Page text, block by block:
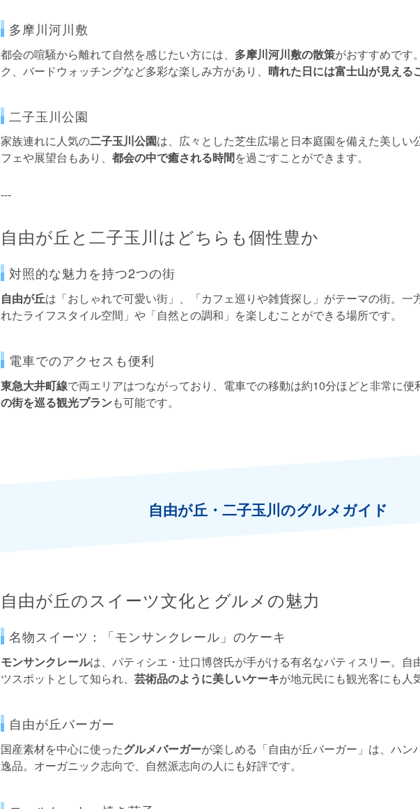
多摩川河川敷
都会の喧騒から離れて自然を感じたい方には、 多摩川河川敷の散策がおすすめです
ク、バードウォッチングなど多彩な楽しみ方があり、 晴れた日には富士山が見える
二子玉川公園
家族連れに人気の二子玉川公園は、広々とした芝生広場と日本庭園を備えた美しい
フェや展望台もあり、 都会の中で癒される時間を過ごすことができます。
---
自由が丘と二子玉川はどちらも個性豊か
対照的な魅力を持つ2つの街
自由が丘は「おしゃれで可愛い街」、「カフェ巡りや雑貨探し」がテーマの街。一方
れたライフスタイル空間」や「自然との調和」を楽しむことができる場所です。
電車でのアクセスも便利
東急大井町線で両エリアはつながっており、電車での移動は約10分ほどと非常に便
の街を巡る観光プランも可能です。
自由が丘・二子玉川のグルメガイド
自由が丘のスイーツ文化とグルメの魅力
名物スイーツ：「モンサンクレール」のケーキ
モンサンクレールは、パティシエ・辻口博啓氏が手がける有名なパティスリー。自
ツスポットとして知られ、 芸術品のように美しいケーキが地元民にも観光客にも人
自由が丘バーガー
国産素材を中心に使ったグルメバーガーが楽しめる「自由が丘バーガー」は、ハン
逸品。オーガニック志向で、自然派志向の人にも好評です。